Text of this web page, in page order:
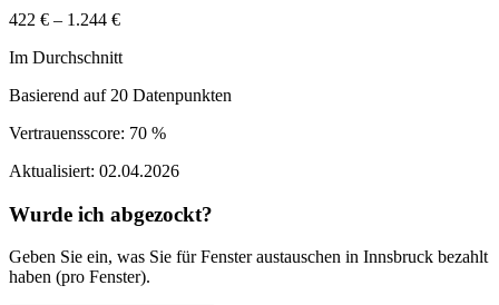
422 € – 1.244 €
Im Durchschnitt
Basierend auf 20 Datenpunkten
Vertrauensscore: 70 %
Aktualisiert: 02.04.2026
Wurde ich abgezockt?
Geben Sie ein, was Sie fürFenster austauschen in Innsbruck bezahlt
haben (pro Fenster).